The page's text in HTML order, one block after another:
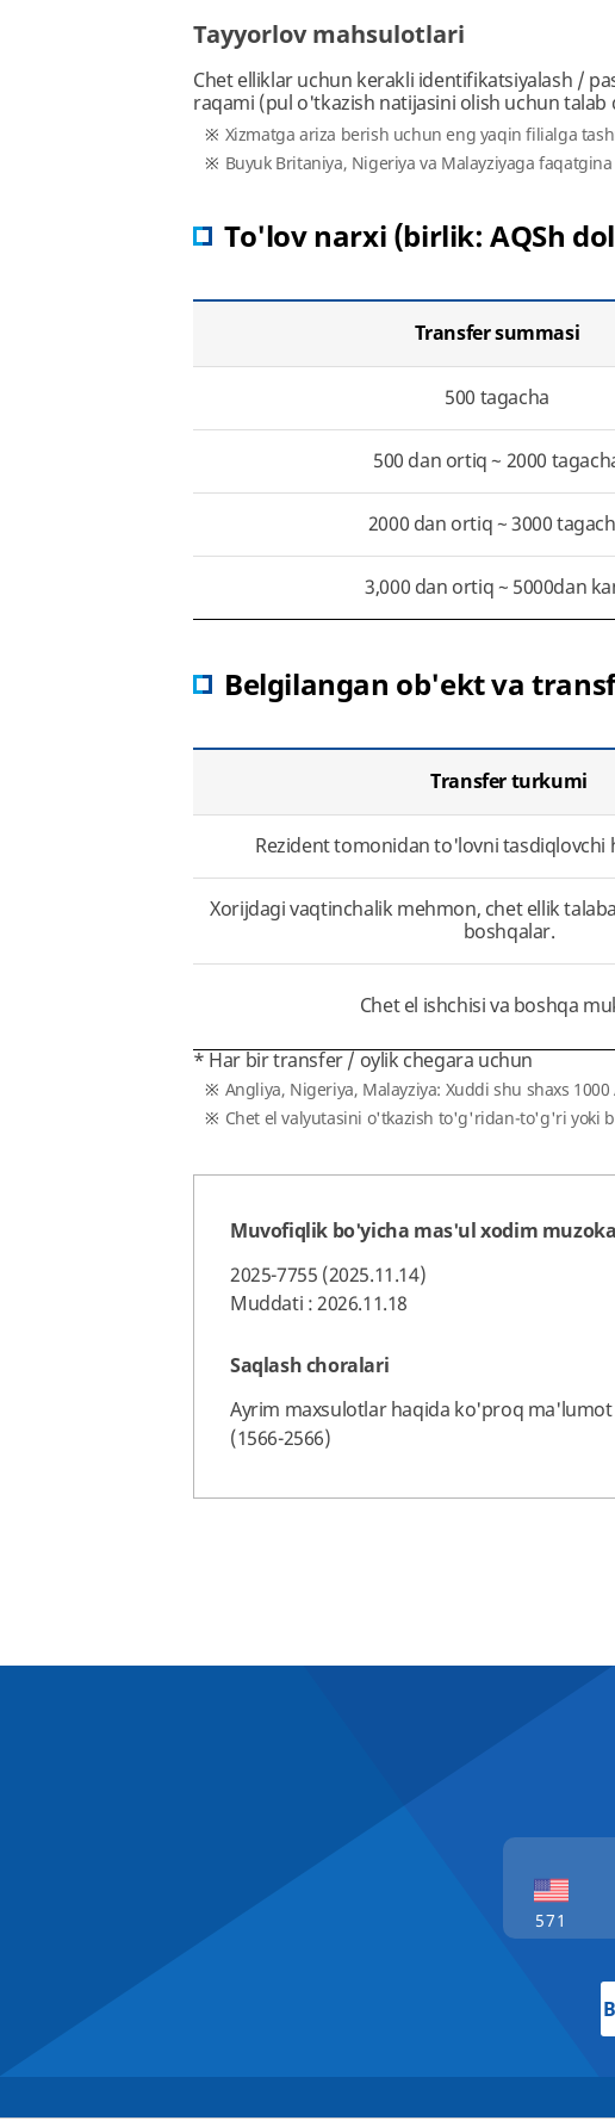
Tayyorlov mahsulotlari
Chet elliklar uchun kerakli identifikatsiyalash /
raqami (pul o'tkazish natijasini olish uchun talab
Xizmatga ariza berish uchun eng yaqin filialga
Buyuk Britaniya, Nigeriya va Malayziyaga
To'lov narxi (birlik: AQSh
Transfer summasi
500 tagacha
500 dan ortiq ~ 2000
2000 dan ortiq ~ 3000
3,000 dan ortiq ~ 5000dan
Belgilangan ob'ekt va
Transfer turkumi
Rezident tomonidan to'lovni tasdiqlovchi
Xorijdagi vaqtinchalik mehmon, chet ellik
boshqalar.
Chet el ishchisi va boshqa
* Har bir transfer / oylik chegara uchun
Angliya, Nigeriya, Malayziya: Xuddi shu shaxs
Chet el valyutasini o'tkazish to'g'ridan-to'g'ri yoki
Muvofiqlik bo'yicha mas'ul xodim
2025-7755 (2025.11.14)
Muddati : 2026.11.18
Saqlash choralari
Ayrim maxsulotlar haqida ko'proq
(1566-2566)
571